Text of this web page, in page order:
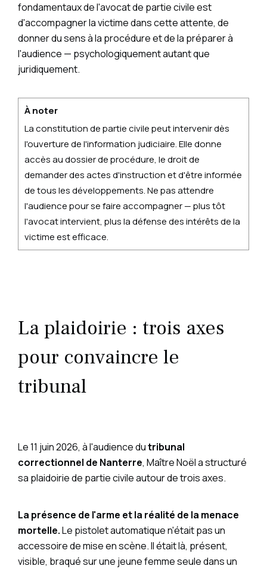
fondamentaux de l'avocat de partie civile est
d'accompagner la victime dans cette attente, de
donner du sens à la procédure et de la préparer à
l'audience — psychologiquement autant que
juridiquement.
À noter
La constitution de partie civile peut intervenir dès
l'ouverture de l'information judiciaire. Elle donne
accès au dossier de procédure, le droit de
demander des actes d'instruction et d'être informée
de tous les développements. Ne pas attendre
l'audience pour se faire accompagner — plus tôt
l'avocat intervient, plus la défense des intérêts de la
victime est efficace.
La plaidoirie : trois axes
pour convaincre le
tribunal
Le 11 juin 2026, à l'audience dutribunal
correctionnel de Nanterre, Maître Noël a structuré
sa plaidoirie de partie civile autour de trois axes.
La présence de l'arme et la réalité de la menace
mortelle.Le pistolet automatique n'était pas un
accessoire de mise en scène. Il était là, présent,
visible, braqué sur une jeune femme seule dans un